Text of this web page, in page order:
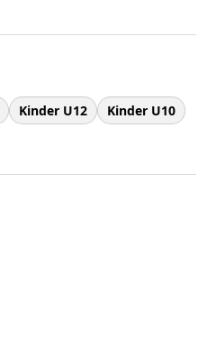
Kinder U12
Kinder U10